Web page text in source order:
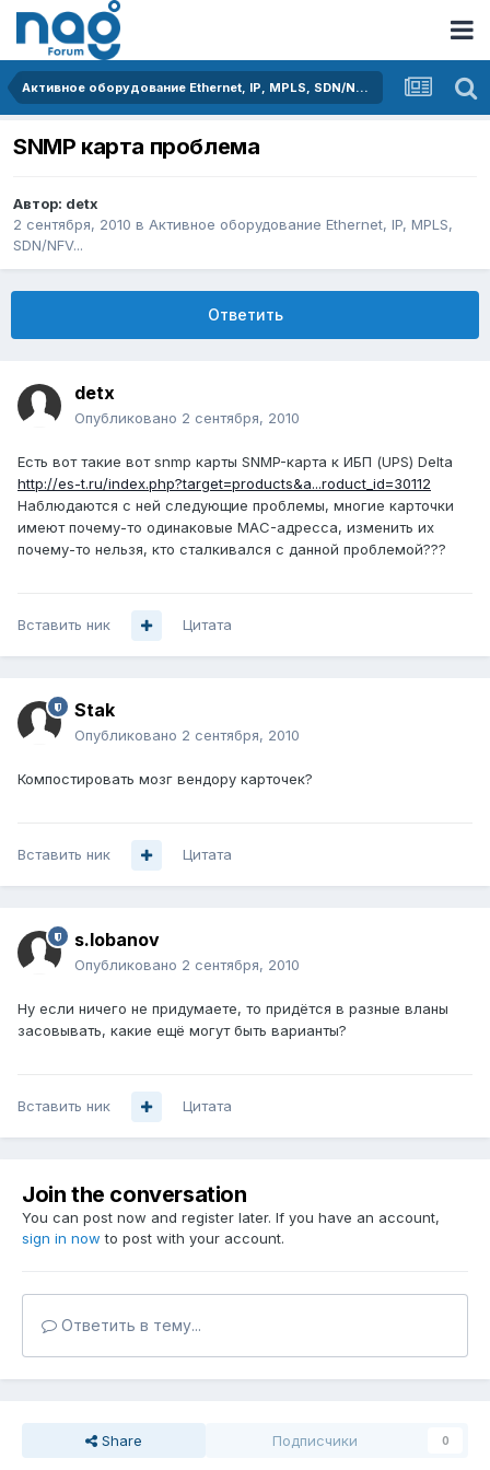
Активное оборудование Ethernet, IP, MPLS, SDN/NFV...
SNMP карта проблема
Автор: detx
2 сентября, 2010 в Активное оборудование Ethernet, IP, MPLS,
SDN/NFV...
Ответить
detx
Опубликовано 2 сентября, 2010
Есть вот такие вот snmp карты SNMP-карта к ИБП (UPS) Delta
http://es-t.ru/index.php?target=products&a...roduct_id=30112
Наблюдаются с ней следующие проблемы, многие карточки
имеют почему-то одинаковые MAC-адресса, изменить их
почему-то нельзя, кто сталкивался с данной проблемой???
Вставить ник Цитата
Stak
Опубликовано 2 сентября, 2010
Компостировать мозг вендору карточек?
Вставить ник Цитата
s.lobanov
Опубликовано 2 сентября, 2010
Ну если ничего не придумаете, то придётся в разные вланы
засовывать, какие ещё могут быть варианты?
Вставить ник Цитата
Join the conversation
You can post now and register later. If you have an account,
sign in now to post with your account.
Ответить в тему...
Share Подписчики 0